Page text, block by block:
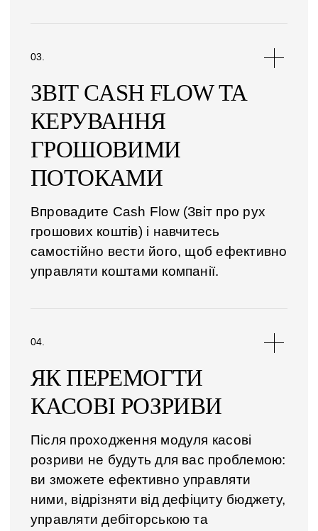
ЗВІТ CASH FLOW ТА
КЕРУВАННЯ
ГРОШОВИМИ
ПОТОКАМИ
Впровадите Cash Flow (Звіт про рух
грошових коштів) і навчитесь
самостійно вести його, щоб ефективно
управляти коштами компанії.
ЯК ПЕРЕМОГТИ
КАСОВІ РОЗРИВИ
Після проходження модуля касові
розриви не будуть для вас проблемою:
ви зможете ефективно управляти
ними, відрізняти від дефіциту бюджету,
управляти дебіторською та